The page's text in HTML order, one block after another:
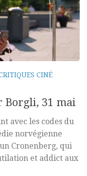
CINÉ
Borgli, 31 mai
avec les codes du
norvégienne
Cronenberg, qui
et addict aux